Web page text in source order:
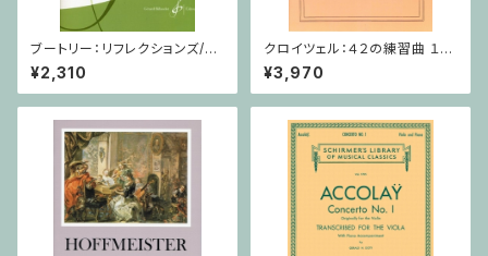
ブートリー：リフレクションズ/サ
クソフォーン・ピアノ
¥2,310
クロイツェル：４２の練習曲 １巻
/ ヴァイオリン教本
¥3,970